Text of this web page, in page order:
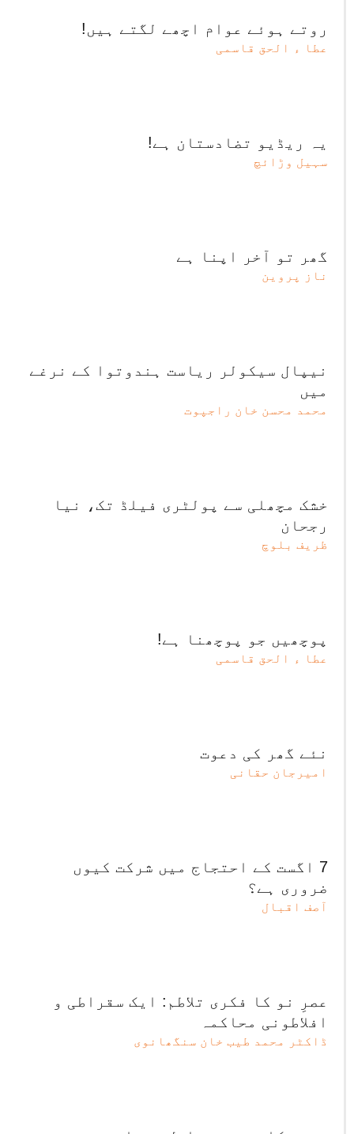
روتے ہوئے عوام اچھے لگتے ہیں!
عطا ء الحق قاسمی
یہ ریڈیو تضادستان ہے!
سہیل وڑائچ
گھر تو آخر اپنا ہے
ناز پروین
نیپال سیکولر ریاست ہندوتوا کے نرغے
میں
محمد محسن خان راجپوت
خشک مچھلی سے پولٹری فیلڈ تک، نیا
رجحان
ظریف بلوچ
پوچھیں جو پوچھنا ہے!
عطا ء الحق قاسمی
نئے گھر کی دعوت
امیرجان حقانی
7 اگست کے احتجاج میں شرکت کیوں
ضروری ہے؟
آصف اقبال
عصرِ نو کا فکری تلاطم: ایک سقراطی و
افلاطونی محاکمہ
ڈاکٹر محمد طیب خان سنگھانوی